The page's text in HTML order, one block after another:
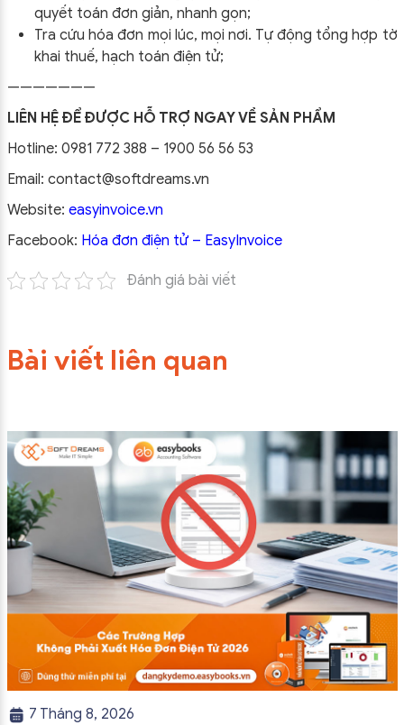
quyết toán đơn giản, nhanh gọn;
Tra cứu hóa đơn mọi lúc, mọi nơi. Tự động tổng hợp tờ
khai thuế, hạch toán điện tử;
———————
LIÊN HỆ ĐỂ ĐƯỢC HỖ TRỢ NGAY VỀ SẢN PHẨM
Hotline: 0981 772 388 – 1900 56 56 53
Email: contact@softdreams.vn
Website: easyinvoice.vn
Facebook: Hóa đơn điện tử – EasyInvoice
Đánh giá bài viết
Bài viết liên quan
7 Tháng 8, 2026